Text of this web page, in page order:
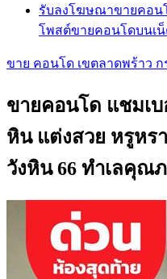
รับลงโฆษณาขายคอน
โพสต์ขายคอนโดบนเ
ขาย คอนโด เขตลาดพร้าว ก
ขายคอนโด แชมเ
หิน แต่งสวย หรูหร
วังหิน 66 ทำเลคุณภ